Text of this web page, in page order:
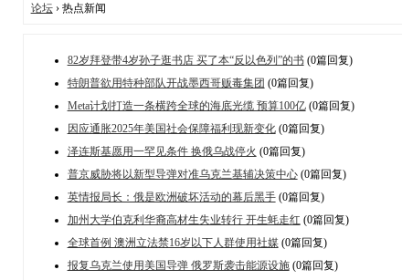
论坛› 热点新闻
82岁拜登带4岁孙子逛书店 买了本“反以色列”的书(0篇回复)
特朗普欲用特种部队开战墨西哥贩毒集团 (0篇回复)
Meta计划打造一条横跨全球的海底光缆 预算100亿(0篇回复)
因应通胀2025年美国社会保障福利现新变化(0篇回复)
泽连斯基愿用一罕见条件 换俄乌战停火 (0篇回复)
普京威胁将以新型导弹对准乌克兰基辅决策中心(0篇回复)
英情报局长：俄是欧洲破坏活动的幕后黑手(0篇回复)
加州大学伯克利华裔高材生失业转行 开生蚝走红 (0篇回复)
全球首例 澳洲立法禁16岁以下人群使用社媒(0篇回复)
报复乌克兰使用美国导弹 俄罗斯袭击能源设施(0篇回复)